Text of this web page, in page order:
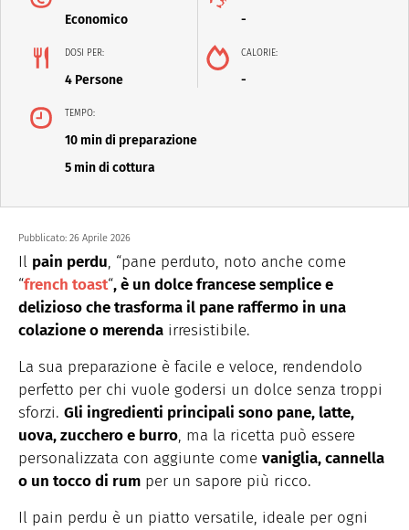
Economico -
DOSI PER:
4 Persone
CALORIE:
-
TEMPO:
10 min di preparazione
5 min di cottura
Pubblicato: 26 Aprile 2026
Il pain perdu, “pane perduto, noto anche come
“french toast“, è un dolce francese semplice e
delizioso che trasforma il pane raffermo in una
colazione o merenda irresistibile.
La sua preparazione è facile e veloce, rendendolo
perfetto per chi vuole godersi un dolce senza troppi
sforzi. Gli ingredienti principali sono pane, latte,
uova, zucchero e burro, ma la ricetta può essere
personalizzata con aggiunte come vaniglia, cannella
o un tocco di rum per un sapore più ricco.
Il pain perdu è un piatto versatile, ideale per ogni